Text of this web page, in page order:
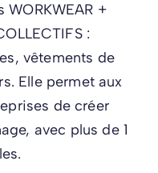
+
:
vêtements de
Elle permet aux
de créer
avec plus de 1